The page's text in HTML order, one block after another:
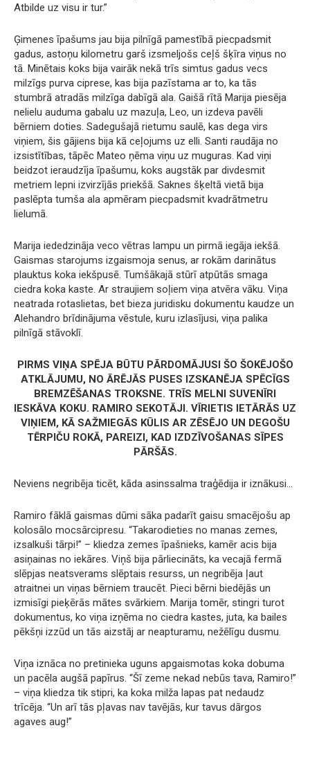
Atbilde uz visu ir tur.”
Ģimenes īpašums jau bija pilnīgā pamestībā piecpadsmit
gadus, astoņu kilometru garš izsmeljošs ceļš šķīra viņus no
tā. Minētais koks bija vairāk nekā trīs simtus gadus vecs
milzīgs purva ciprese, kas bija pazīstama ar to, ka tās
stumbrā atradās milzīga dabīgā ala. Gaišā rītā Marija piesēja
nelielu auduma gabalu uz mazuļa, Leo, un izdeva pavēli
bērniem doties. Sadegušajā rietumu saulē, kas dega virs
viņiem, šis gājiens bija kā ceļojums uz elli. Santi raudāja no
izsistītības, tāpēc Mateo ņēma viņu uz muguras. Kad viņi
beidzot ieraudzīja īpašumu, koks augstāk par divdesmit
metriem lepni izvirzījās priekšā. Saknes šķeltā vietā bija
paslēpta tumša ala apmēram piecpadsmit kvadrātmetru
lielumā.
Marija iededzināja veco vētras lampu un pirmā iegāja iekšā.
Gaismas starojums izgaismoja senus, ar rokām darinātus
plauktus koka iekšpusē. Tumšākajā stūrī atpūtās smaga
ciedra koka kaste. Ar straujiem soļiem viņa atvēra vāku. Viņa
neatrada rotaslietas, bet bieza juridisku dokumentu kaudze un
Alehandro brīdinājuma vēstule, kuru izlasījusi, viņa palika
pilnīgā stāvoklī.
PIRMS VIŅA SPĒJA BŪTU PĀRDOMĀJUSI ŠO ŠOKĒJOŠO
ATKLĀJUMU, NO ĀRĒJĀS PUSES IZSKANĒJA SPĒCĪGS
BREMZĒŠANAS TROKSNE. TRĪS MELNI SUVENĪRI
IESKĀVA KOKU. RAMIRO SEKOTĀJI. VĪRIETIS IETĀRĀS UZ
VIŅIEM, KĀ SAŽMIEGĀS KŪLIS AR ZĒSĒJO UN DEGOŠU
TĒRPIČU ROKĀ, PAREIZI, KAD IZDZĪVOŠANAS SĪPES
PĀRŠĀS.
Neviens negribēja ticēt, kāda asinssalma traģēdija ir iznākusi…
Ramiro fāklā gaismas dūmi sāka padarīt gaisu smacējošu ap
kolosālo mocsārcipresu. “Takarodieties no manas zemes,
izsalkuši tārpi!” – kliedza zemes īpašnieks, kamēr acis bija
asiņainas no iekāres. Viņš bija pārliecināts, ka vecajā fermā
slēpjas neatsverams slēptais resurss, un negribēja ļaut
atraitnei un viņas bērniem traucēt. Pieci bērni biedējās un
izmisīgi pieķērās mātes svārkiem. Marija tomēr, stingri turot
dokumentus, ko viņa izņēma no ciedra kastes, juta, ka bailes
pēkšņi izzūd un tās aizstāj ar neapturamu, nežēlīgu dusmu.
Viņa iznāca no pretinieka uguns apgaismotas koka dobuma
un pacēla augšā papīrus. “Šī zeme nekad nebūs tava, Ramiro!”
– viņa kliedza tik stipri, ka koka milža lapas pat nedaudz
trīcēja. “Un arī tās pļavas nav tavējās, kur tavus dārgos
agaves aug!”